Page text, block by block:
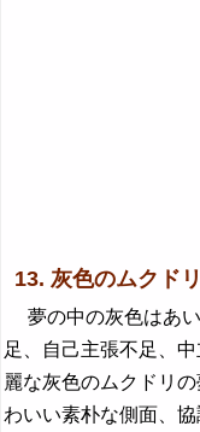
13. 灰色のムクド
夢の中の灰色はあい
足、自己主張不足、
麗な灰色のムクドリ
わいい素朴な側面、